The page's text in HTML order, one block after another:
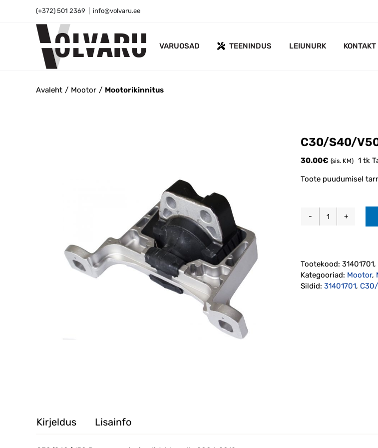
(+372) 501 2369 info@volvaru.ee
VARUOSAD TEENINDUS LEIUNURK KONTAKT
Avaleht Mootor Mootorikinnitus
C30/S40/
30.00€ (sis. KM) 1 tk
Toote puudumisel
C30/S40/V50
bensiin
2004-
2012
Tootekood:
Kategooriad: Mootor,
Sildid: 31401701,
Kirjeldus Lisainfo